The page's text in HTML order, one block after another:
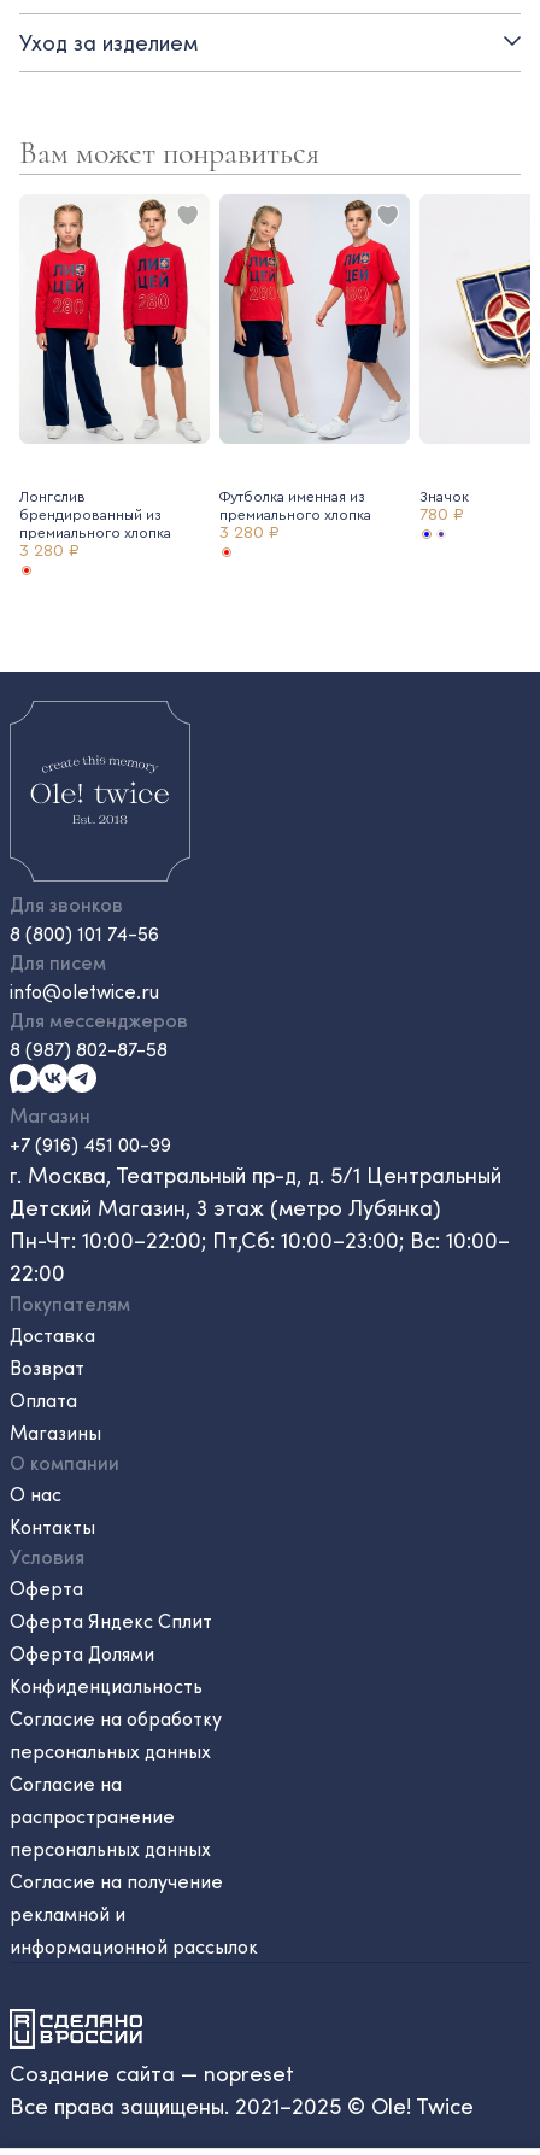
- застежка на кнопки
скатывается
Уход за изделием
Вам может понравиться
Лонгслив
брендированный из
премиального хлопка
3 280 ₽
Футболка именная из
премиального хлопка
3 280 ₽
Значок
780 ₽
Для звонков
8 (800) 101 74-56
Для писем
info@oletwice.ru
Для мессенджеров
8 (987) 802-87-58
Магазин
+7 (916) 451 00-99
г. Москва, Театральный пр-д, д. 5/1 Центральный
Детский Магазин, 3 этаж (метро Лубянка)
Пн-Чт: 10:00–22:00; Пт,Сб: 10:00–23:00; Вс: 10:00–
22:00
Покупателям
Доставка
Возврат
Оплата
Магазины
О компании
О нас
Контакты
Условия
Оферта
Оферта Яндекс Сплит
Оферта Долями
Конфиденциальность
Согласие на обработку
персональных данных
Согласие на
распространение
персональных данных
Согласие на получение
рекламной и
информационной рассылок
Создание сайта — nopreset
Все права защищены. 2021–2025 © Ole! Twice